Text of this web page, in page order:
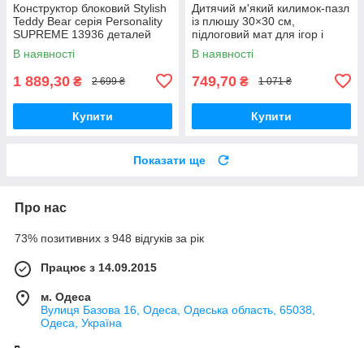
Конструктор блоковий Stylish
Teddy Bear серія Personality
SUPREME 13936 деталей
В наявності
1 889,30 ₴ 2 699 ₴
Купити
Дитячий м'який килимок-пазл
із плюшу 30×30 см,
підлоговий мат для ігор і
повзання, набір 10 шт., білий/
сірий
В наявності
749,70 ₴ 1 071 ₴
Купити
Показати ще
Про нас
73% позитивних з 948 відгуків за рік
Працює з 14.09.2015
м. Одеса
Вулиця Базова 16, Одеса, Одеська область, 65038,
Одеса, Україна